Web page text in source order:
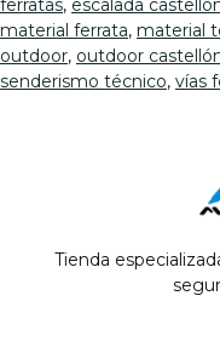
ferratas, escalada
material ferrata, material
outdoor, outdoor
senderismo técnico, vías
Tienda